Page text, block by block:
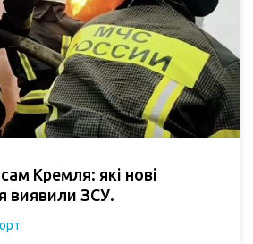
Кремля: які нові
виявили ЗСУ.